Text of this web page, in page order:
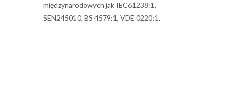
międzynarodowych jak IEC61238:1,
SEN245010, BS 4579:1, VDE 0220:1.